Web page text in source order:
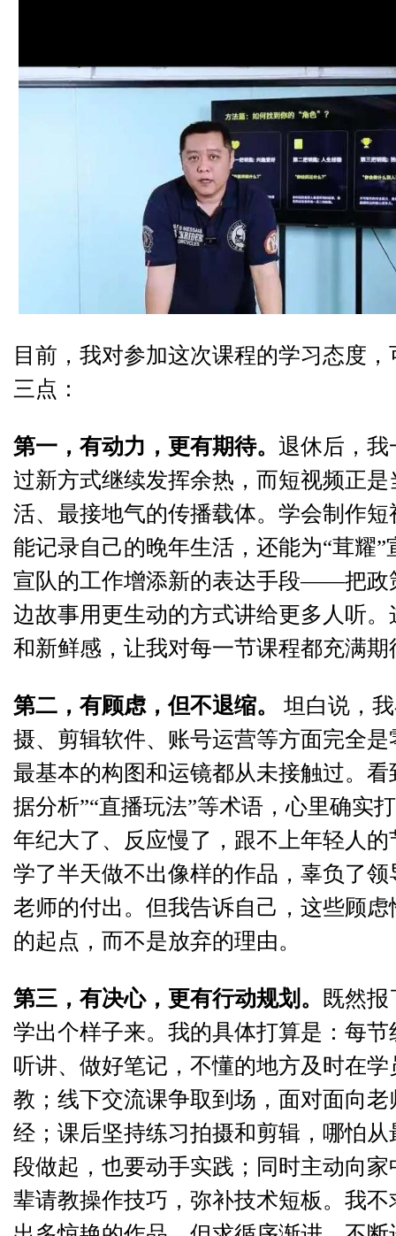
目前，我对参加这次课程的学习态度
三点：
第一，有动力，更有期待。 退休后，我
过新方式继续发挥余热，而短视频正是
活、最接地气的传播载体。学会制作短
能记录自己的晚年生活，还能为“茸耀”
宣队的工作增添新的表达手段——把政
边故事用更生动的方式讲给更多人听。
和新鲜感，让我对每一节课程都充满期
第二，有顾虑，但不退缩。
坦白说，
摄、剪辑软件、账号运营等方面完全是
最基本的构图和运镜都从未接触过。看
据分析”“直播玩法”等术语，心里确实
年纪大了、反应慢了，跟不上年轻人的
学了半天做不出像样的作品，辜负了领
老师的付出。但我告诉自己，这些顾虑
的起点，而不是放弃的理由。
第三，有决心，更有行动规划。 既然报
学出个样子来。我的具体打算是：每节
听讲、做好笔记，不懂的地方及时在学
教；线下交流课争取到场，面对面向老
经；课后坚持练习拍摄和剪辑，哪怕从
段做起，也要动手实践；同时主动向家
辈请教操作技巧，弥补技术短板。我不